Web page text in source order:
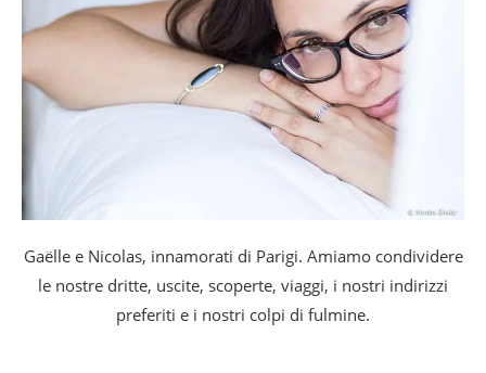
Gaëlle e Nicolas, innamorati di Parigi. Amiamo condividere
le nostre dritte, uscite, scoperte, viaggi, i nostri indirizzi
preferiti e i nostri colpi di fulmine.